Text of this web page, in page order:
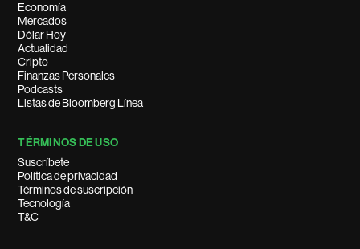
Economía
Mercados
Dólar Hoy
Actualidad
Cripto
Finanzas Personales
Podcasts
Listas de Bloomberg Línea
TÉRMINOS DE USO
Suscríbete
Política de privacidad
Términos de suscripción
Tecnología
T&C